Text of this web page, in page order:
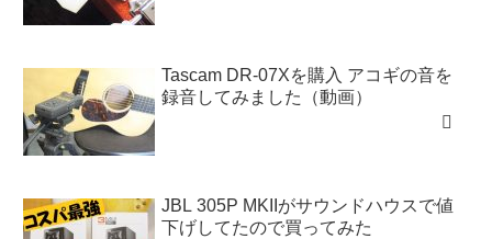
Tascam DR-07Xを購入 アコギの音を
録音してみました（動画）
JBL 305P MKIIがサウンドハウスで値
下げしてたので買ってみた